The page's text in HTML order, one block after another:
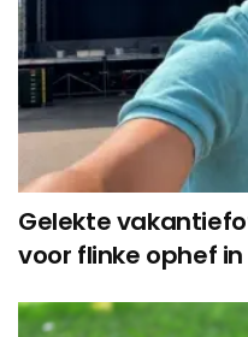
Gelekte
voor flinke ophef